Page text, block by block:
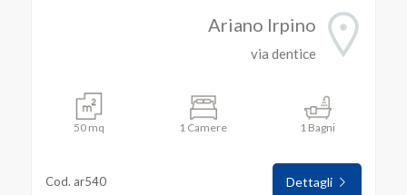
Ariano Irpino
via dentice
50 mq 1 Camere 1 Bagni
Cod. ar540 Dettagli